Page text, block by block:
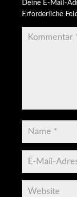
Deine E-Mail-
Erforderliche